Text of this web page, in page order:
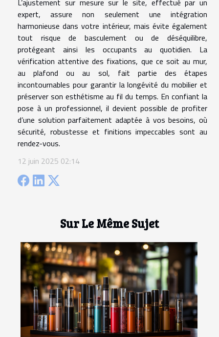
Sur Le Même Sujet
L’ajustement sur mesure sur le site, effectué par un
expert, assure non seulement une intégration
harmonieuse dans votre intérieur, mais évite également
tout risque de basculement ou de déséquilibre,
protégeant ainsi les occupants au quotidien. La
vérification attentive des fixations, que ce soit au mur,
au plafond ou au sol, fait partie des étapes
incontournables pour garantir la longévité du mobilier et
préserver son esthétisme au fil du temps. En confiant la
pose à un professionnel, il devient possible de profiter
d’une solution parfaitement adaptée à vos besoins, où
sécurité, robustesse et finitions impeccables sont au
rendez-vous.
12 juin 2025 02:14